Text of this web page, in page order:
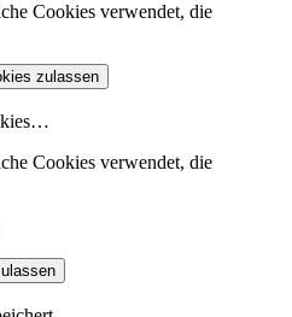
Cookies verwendet, die
zulassen
Cookies verwendet, die